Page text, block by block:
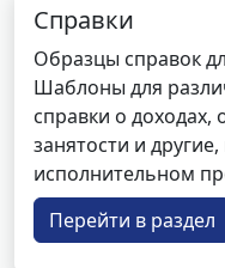
Справки
Образцы справок
Шаблоны для
справки о
занятости и
исполнительном
Перейти в раздел